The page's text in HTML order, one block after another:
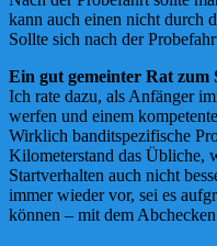
kann auch einen nicht durch
Sollte sich nach der
Ein gut gemeinter Rat zum
Ich rate dazu, als Anfänger
werfen und einem
Wirklich banditspezifische
Kilometerstand das Übliche,
Startverhalten auch nicht
immer wieder vor, sei es
können – mit dem